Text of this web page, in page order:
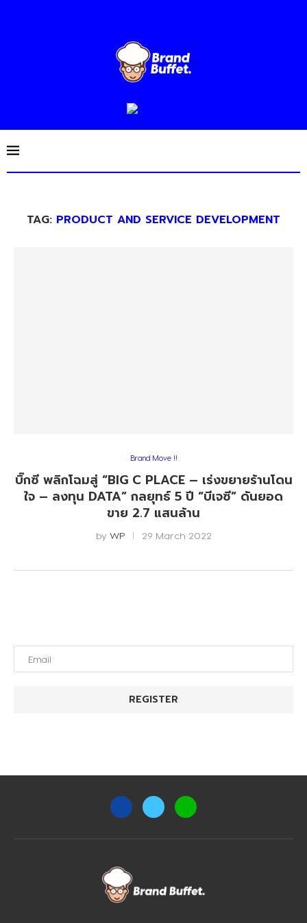
TAG: PRODUCT AND SERVICE DEVELOPMENT
Brand Move !!
บิ๊กซี พลิกโฉมสู่ “BIG C PLACE – เร่งขยายร้านโดน
ใจ – ลงทุน DATA” กลยุทธ์ 5 ปี “บีเจซี” ดันยอด
ขาย 2.7 แสนล้าน
by WP 29 March 2022